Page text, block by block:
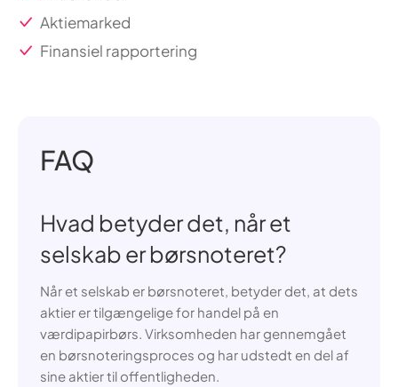
Aktiemarked
Finansiel rapportering
FAQ
Hvad betyder det, når et
selskab er børsnoteret?
Når et selskab er børsnoteret, betyder det, at dets
aktier er tilgængelige for handel på en
værdipapirbørs. Virksomheden har gennemgået
en børsnoteringsproces og har udstedt en del af
sine aktier til offentligheden.